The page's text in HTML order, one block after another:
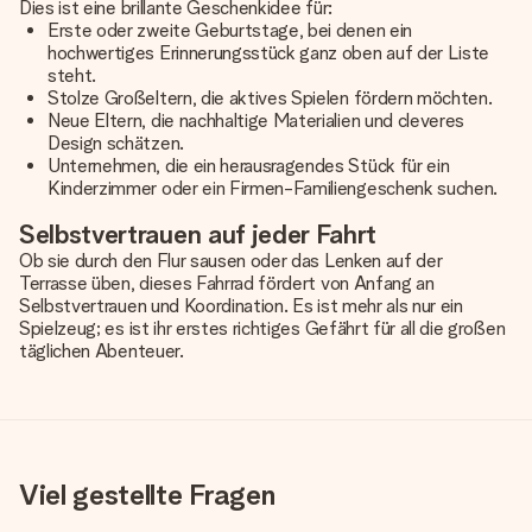
Dies ist eine brillante Geschenkidee für:
Erste oder zweite Geburtstage, bei denen ein
hochwertiges Erinnerungsstück ganz oben auf der Liste
steht.
Stolze Großeltern, die aktives Spielen fördern möchten.
Neue Eltern, die nachhaltige Materialien und cleveres
Design schätzen.
Unternehmen, die ein herausragendes Stück für ein
Kinderzimmer oder ein Firmen-Familiengeschenk suchen.
Selbstvertrauen auf jeder Fahrt
Ob sie durch den Flur sausen oder das Lenken auf der
Terrasse üben, dieses Fahrrad fördert von Anfang an
Selbstvertrauen und Koordination. Es ist mehr als nur ein
Spielzeug; es ist ihr erstes richtiges Gefährt für all die großen
täglichen Abenteuer.
Viel gestellte Fragen